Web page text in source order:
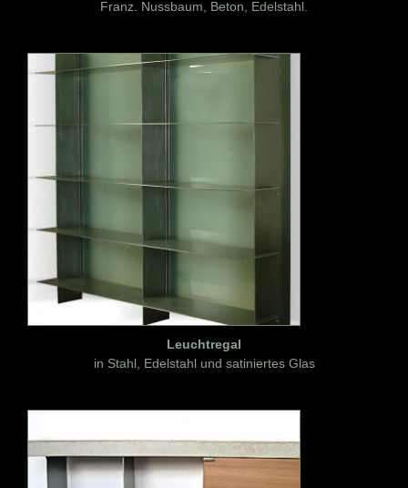
Franz. Nussbaum, Beton, Edelstahl.
Leuchtregal
in Stahl, Edelstahl und satiniertes Glas